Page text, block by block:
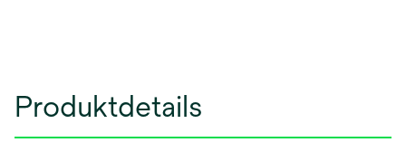
Produktdetails